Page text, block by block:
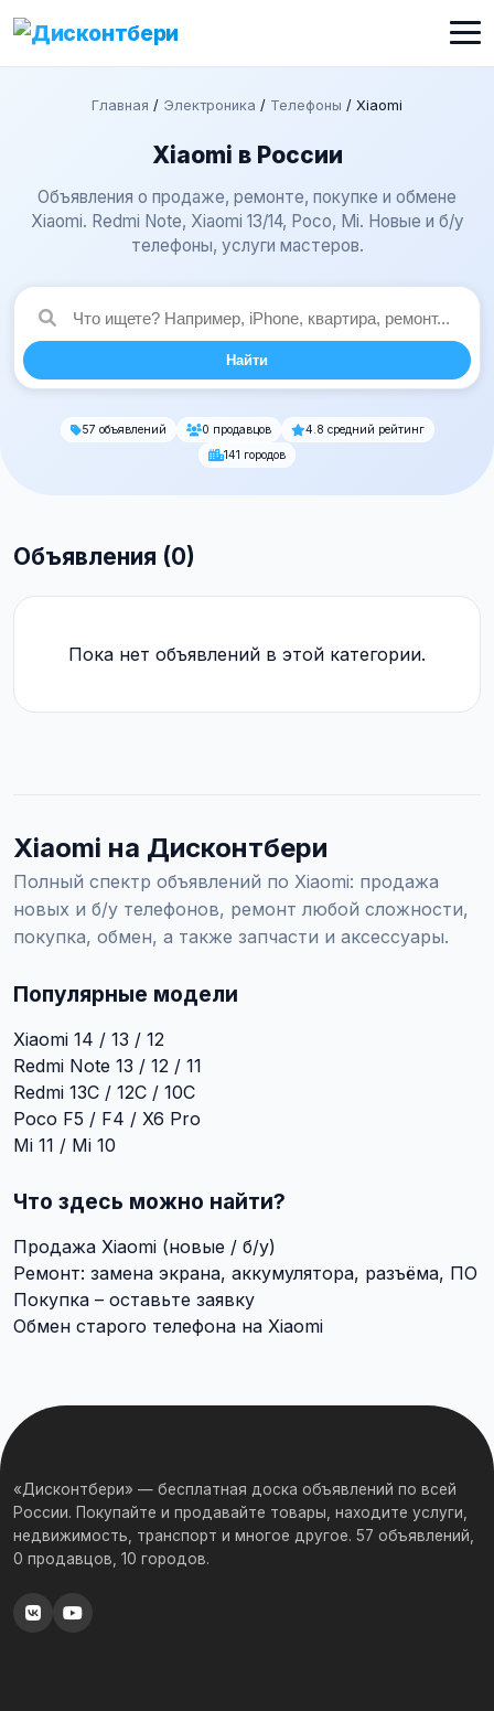
Главная / Электроника / Телефоны / Xiaomi
Xiaomi в России
Объявления о продаже, ремонте, покупке и обмене
Xiaomi. Redmi Note, Xiaomi 13/14, Poco, Mi. Новые и б/у
телефоны, услуги мастеров.
Найти
57 объявлений 0 продавцов
4.8 средний рейтинг
141 городов
Объявления (0)
Пока нет объявлений в этой категории.
Xiaomi на Дисконтбери
Полный спектр объявлений по Xiaomi: продажа
новых и б/у телефонов, ремонт любой сложности,
покупка, обмен, а также запчасти и аксессуары.
Популярные модели
Xiaomi 14 / 13 / 12
Redmi Note 13 / 12 / 11
Redmi 13C / 12C / 10C
Poco F5 / F4 / X6 Pro
Mi 11 / Mi 10
Что здесь можно найти?
Продажа Xiaomi (новые / б/у)
Ремонт: замена экрана, аккумулятора, разъёма, ПО
Покупка – оставьте заявку
Обмен старого телефона на Xiaomi
«Дисконтбери» — бесплатная доска объявлений по всей
России. Покупайте и продавайте товары, находите услуги,
недвижимость, транспорт и многое другое. 57 объявлений,
0 продавцов, 10 городов.